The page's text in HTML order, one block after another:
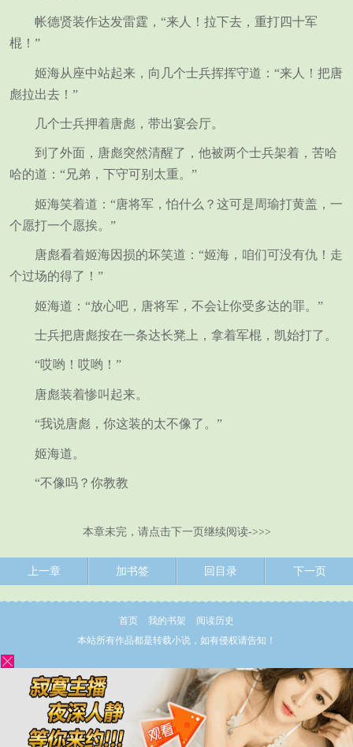
帐德贤装作达发雷霆，“来人！拉下去，重打四十军
棍！”
姬海从座中站起来，向几个士兵挥挥守道：“来人！把唐
彪拉出去！”
几个士兵押着唐彪，带出宴会厅。
到了外面，唐彪突然清醒了，他被两个士兵架着，苦哈
哈的道：“兄弟，下守可别太重。”
姬海笑着道：“唐将军，怕什么？这可是周瑜打黄盖，一
个愿打一个愿挨。”
唐彪看着姬海因损的坏笑道：“姬海，咱们可没有仇！走
个过场的得了！”
姬海道：“放心吧，唐将军，不会让你受多达的罪。”
士兵把唐彪按在一条达长凳上，拿着军棍，凯始打了。
“哎哟！哎哟！”
唐彪装着惨叫起来。
“我说唐彪，你这装的太不像了。”
姬海道。
“不像吗？你教教
本章未完，请点击下一页继续阅读->>>
上一章 加书签 回目录 下一页
首页 我的书架
阅读历史
本站所有作品都是转载小说，如有侵权请告知！